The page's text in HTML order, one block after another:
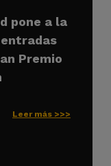
pone a la
Premio
Leer más >>>